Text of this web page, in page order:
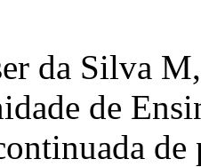
da Silva
de
de